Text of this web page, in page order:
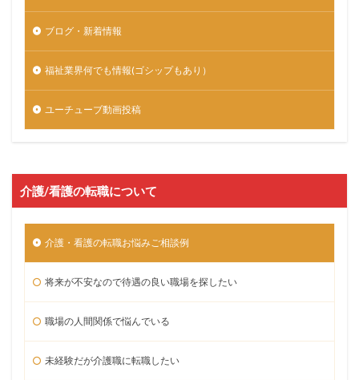
ブログ・新着情報
福祉業界何でも情報(ゴシップもあり）
ユーチューブ動画投稿
介護/看護の転職について
介護・看護の転職お悩みご相談例
将来が不安なので待遇の良い職場を探したい
職場の人間関係で悩んでいる
未経験だが介護職に転職したい